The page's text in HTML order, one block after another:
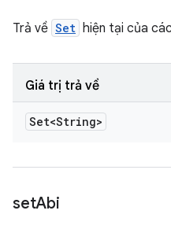
Trả về Set hiện tại của
Giá trị trả về
Set<String>
setAbi